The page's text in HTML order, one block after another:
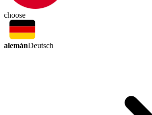
choose
alemánDeutsch